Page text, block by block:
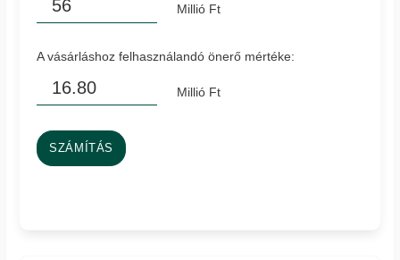
Millió Ft
A vásárláshoz felhasználandó önerő mértéke:
Millió Ft
SZÁMÍTÁS